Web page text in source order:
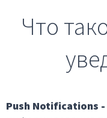
Что
Push Notifications -